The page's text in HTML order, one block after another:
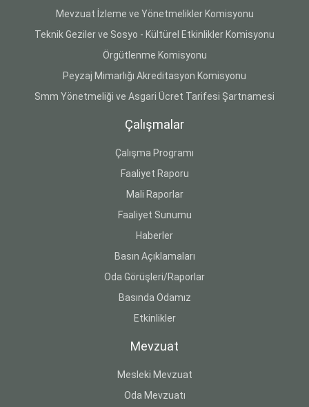
Mevzuat İzleme ve Yönetmelikler Komisyonu
Teknik Geziler ve Sosyo - Kültürel Etkinlikler Komisyonu
Örgütlenme Komisyonu
Peyzaj Mimarlığı Akreditasyon Komisyonu
Smm Yönetmeliği ve Asgari Ücret Tarifesi Şartnamesi
Çalışmalar
Çalışma Programı
Faaliyet Raporu
Mali Raporlar
Faaliyet Sunumu
Haberler
Basın Açıklamaları
Oda Görüşleri/Raporlar
Basında Odamız
Etkinlikler
Mevzuat
Mesleki Mevzuat
Oda Mevzuatı